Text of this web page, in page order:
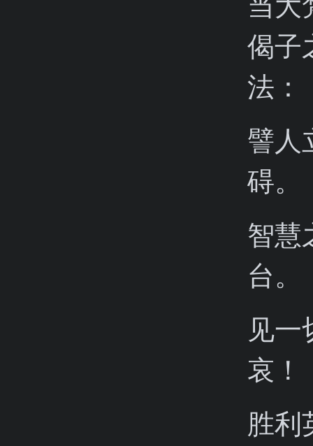
偈子
法：
譬人
碍。
智慧
台。
见
哀！
胜利